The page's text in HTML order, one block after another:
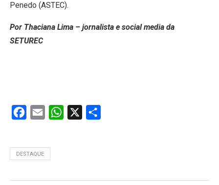
Penedo (ASTEC).
Por Thaciana Lima – jornalista e social media da
SETUREC
Facebook
Email WhatsApp
DESTAQUE